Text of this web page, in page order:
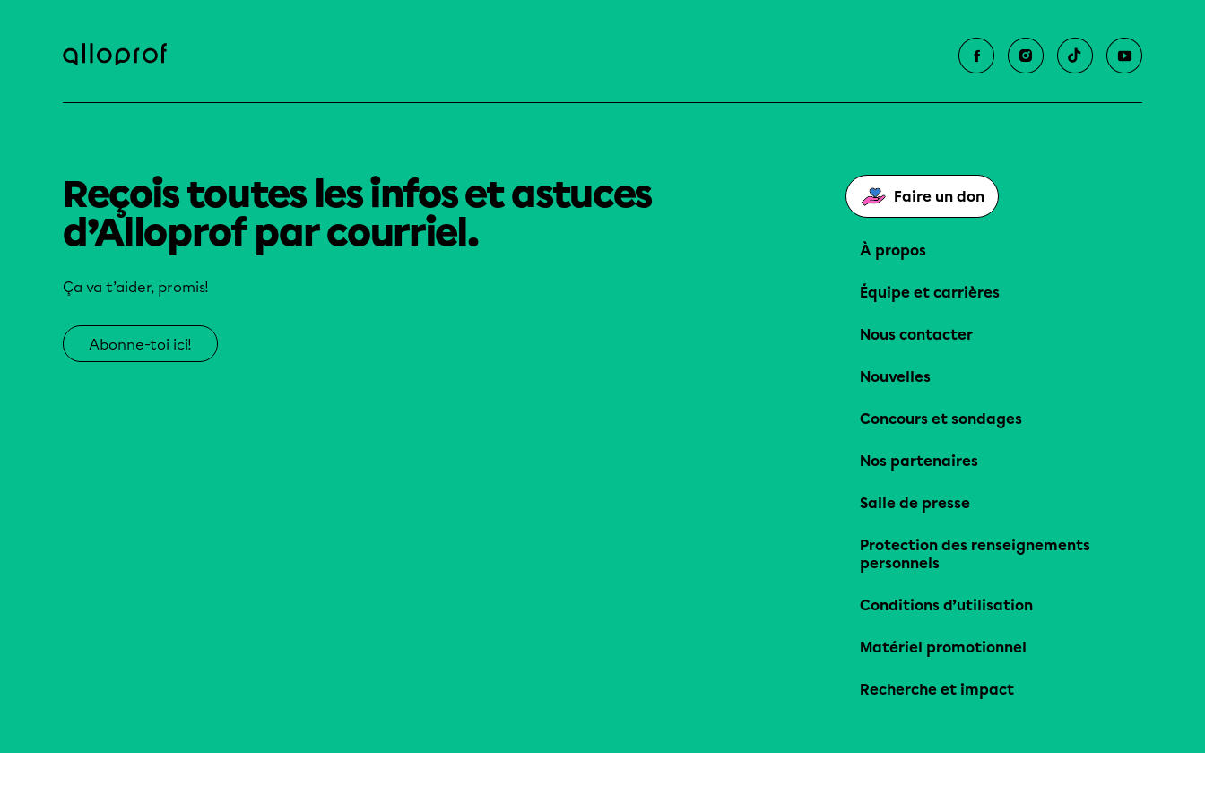
Reçois toutes les infos et astuces
d’Alloprof par courriel.
Ça va t’aider, promis!
Abonne-toi ici!
Faire un don
À propos
Équipe et carrières
Nous contacter
Nouvelles
Concours et sondages
Nos partenaires
Salle de presse
Protection des renseignements
personnels
Conditions d’utilisation
Matériel promotionnel
Recherche et impact